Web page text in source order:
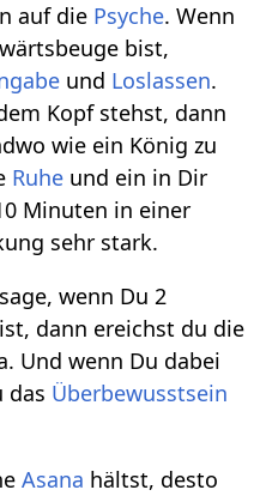
auf die Psyche. Wenn
bist,
und Loslassen.
Kopf stehst, dann
wie ein König zu
Ruhe und ein in Dir
Minuten in einer
sehr stark.
wenn Du 2
dann ereichst du die
Und wenn Du dabei
das Überbewusstsein
Asana hältst, desto